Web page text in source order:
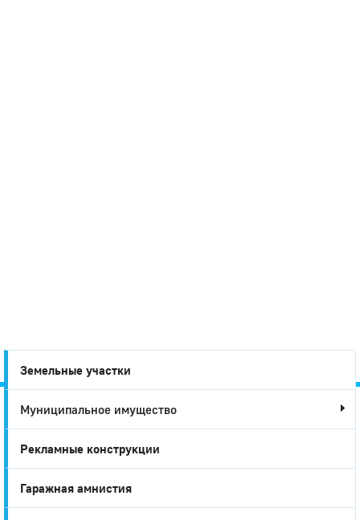
Город
Глазов
Земельные участки
Муниципальное имущество
Рекламные конструкции
Гаражная амнистия